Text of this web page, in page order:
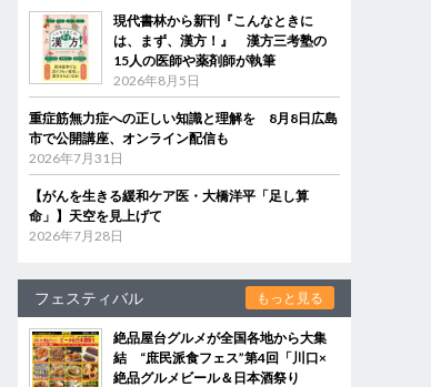
現代書林から新刊『こんなときに
は、まず、漢方！』 漢方三考塾の
15人の医師や薬剤師が執筆
2026年8月5日
重症筋無力症への正しい知識と理解を 8月8日広島
市で公開講座、オンライン配信も
2026年7月31日
【がんを生きる緩和ケア医・大橋洋平「足し算
命」】天空を見上げて
2026年7月28日
フェスティバル もっと見る
絶品屋台グルメが全国各地から大集
結 “庶民派食フェス”第4回「川口×
絶品グルメビール＆日本酒祭り